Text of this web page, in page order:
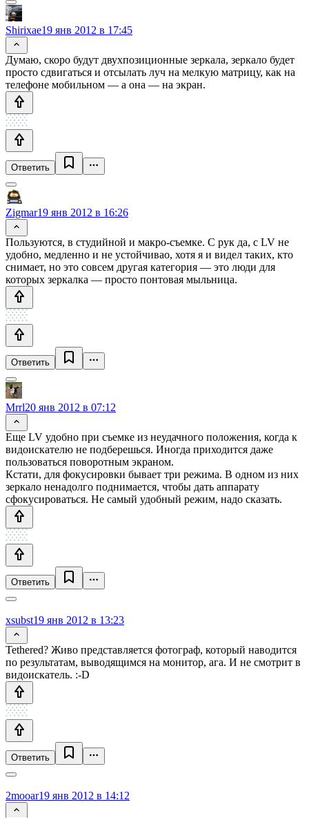
Shirixae19 янв 2012 в 17:45
Думаю, скоро будут двухпозиционные зеркала, зеркало будет
просто сдвигаться и отсылать луч на мелкую матрицу, как на
телефоне мобильном — а она — на экран.
Ответить
Zigmar19 янв 2012 в 16:26
Пользуются, в студийной и макро-съемке. С рук да, с LV не
удобно, медленно и не устойчивао, хотя я и видел таких, кто
снимает, но это совсем другая категория — это люди для
которых зеркалка — просто понтовая мыльница.
Ответить
Mrrl20 янв 2012 в 07:12
Еще LV удобно при съемке из неудачного положения, когда к
видоискателю не подберешься. Иногда приходится даже
пользоваться поворотным экраном.
Кстати, для фокусировки бывает три режима. В одном из них
зеркало ненадолго поднимается, чтобы дать аппарату
сфокусироваться. Не самый удобный режим, надо сказать.
Ответить
xsubst19 янв 2012 в 13:23
Tethered? Живо представляется фотограф, который наводится
по результатам, выводящимся на монитор, ага. И не смотрит в
видоискатель. :-D
Ответить
2mooar19 янв 2012 в 14:12